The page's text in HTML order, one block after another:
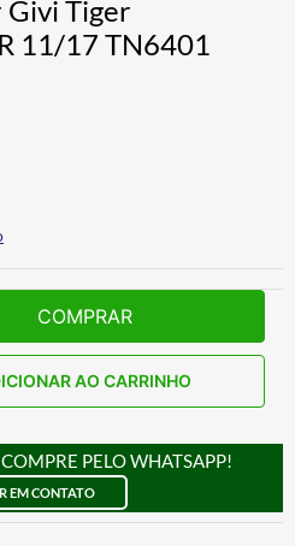
Tiger
11/17 TN6401
COMPRAR
AO CARRINHO
PELO WHATSAPP!
EM CONTATO